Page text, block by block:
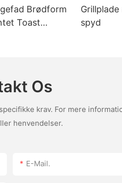
Brødform
Toast
spyd
Os
krav. For mere
henvendelser.
E-Mail.